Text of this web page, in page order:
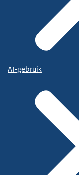
AI-gebruik